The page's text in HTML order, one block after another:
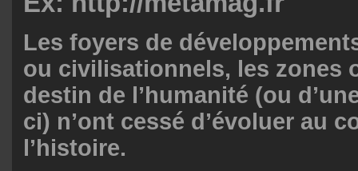
Les foyers de
ou civilisationnels, les zones
destin de l’humanité (ou
ci) n’ont cessé d’évoluer au
l’histoire.